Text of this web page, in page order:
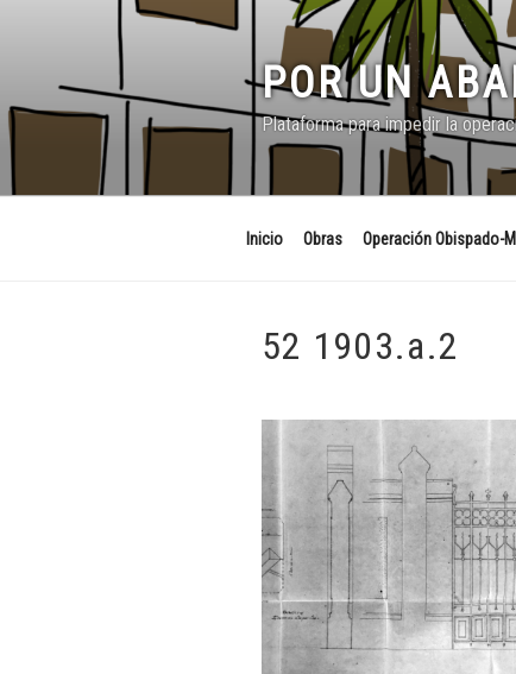
POR UN
Plataforma para impedir la
Inicio Obras Operación Obispado-
52 1903.a.2